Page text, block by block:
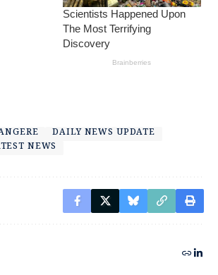
DAILY NEWS UPDATE
NEWS